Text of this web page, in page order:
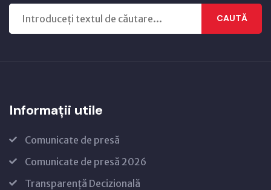
CAUTĂ
Informații utile
Comunicate de presă
Comunicate de presă 2026
Transparență Decizională